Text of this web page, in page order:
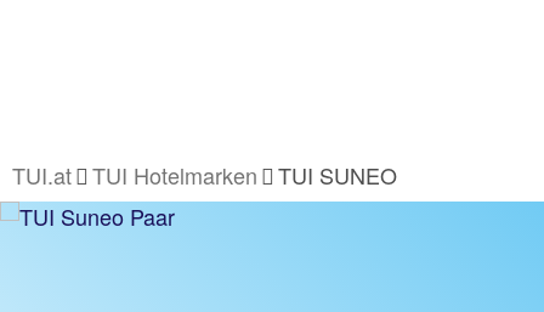
TUI.at TUI Hotelmarken TUI SUNEO
TUI SUNEO